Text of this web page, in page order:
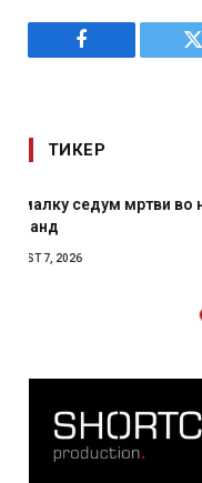
Facebook
ТИКЕР
СОЗИС: Украинците
отколку на Зеленски
AUGUST 7, 2026